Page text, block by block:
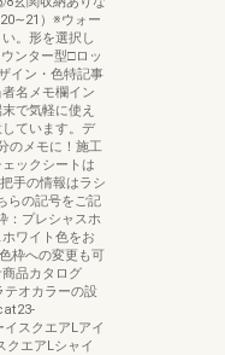
）※ウォー
。形を選択し
ンター型□ロッ
イン・色特記事
名メモ欄イン
で気軽に使え
ています。デ
のメモに！施工
ックシートは
手の情報はラシ
らの記号をご記
プレシャスホ
ワイト色をお
枠への変更も可
品カタログ
テオカラーの設
スクエアLアイ
クエアLシャイ